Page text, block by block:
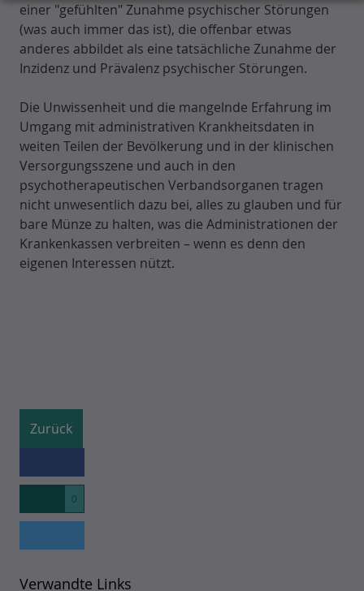
einer "gefühlten" Zunahme psychischer Störungen
(was auch immer das ist), die offenbar etwas
anderes abbildet als eine tatsächliche Zunahme der
Inzidenz und Prävalenz psychischer Störungen.
Die Unwissenheit und die mangelnde Erfahrung im
Umgang mit administrativen Krankheitsdaten in
weiten Teilen der Bevölkerung und in der klinischen
Versorgungsszene und auch in den
psychotherapeutischen Verbandsorganen tragen
nicht unwesentlich dazu bei, alles zu glauben und für
bare Münze zu halten, was die Administrationen der
Krankenkassen verbreiten – wenn es denn den
eigenen Interessen nützt.
Zurück
0
Verwandte Links